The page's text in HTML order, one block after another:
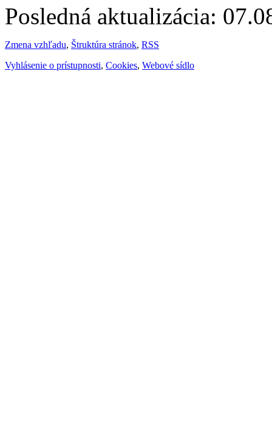
Posledná aktualizácia:
Zmena vzhľadu, Štruktúra stránok, RSS
Vyhlásenie o prístupnosti, Cookies, Webové sídlo